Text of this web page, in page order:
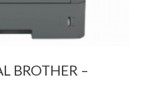
BROTHER –